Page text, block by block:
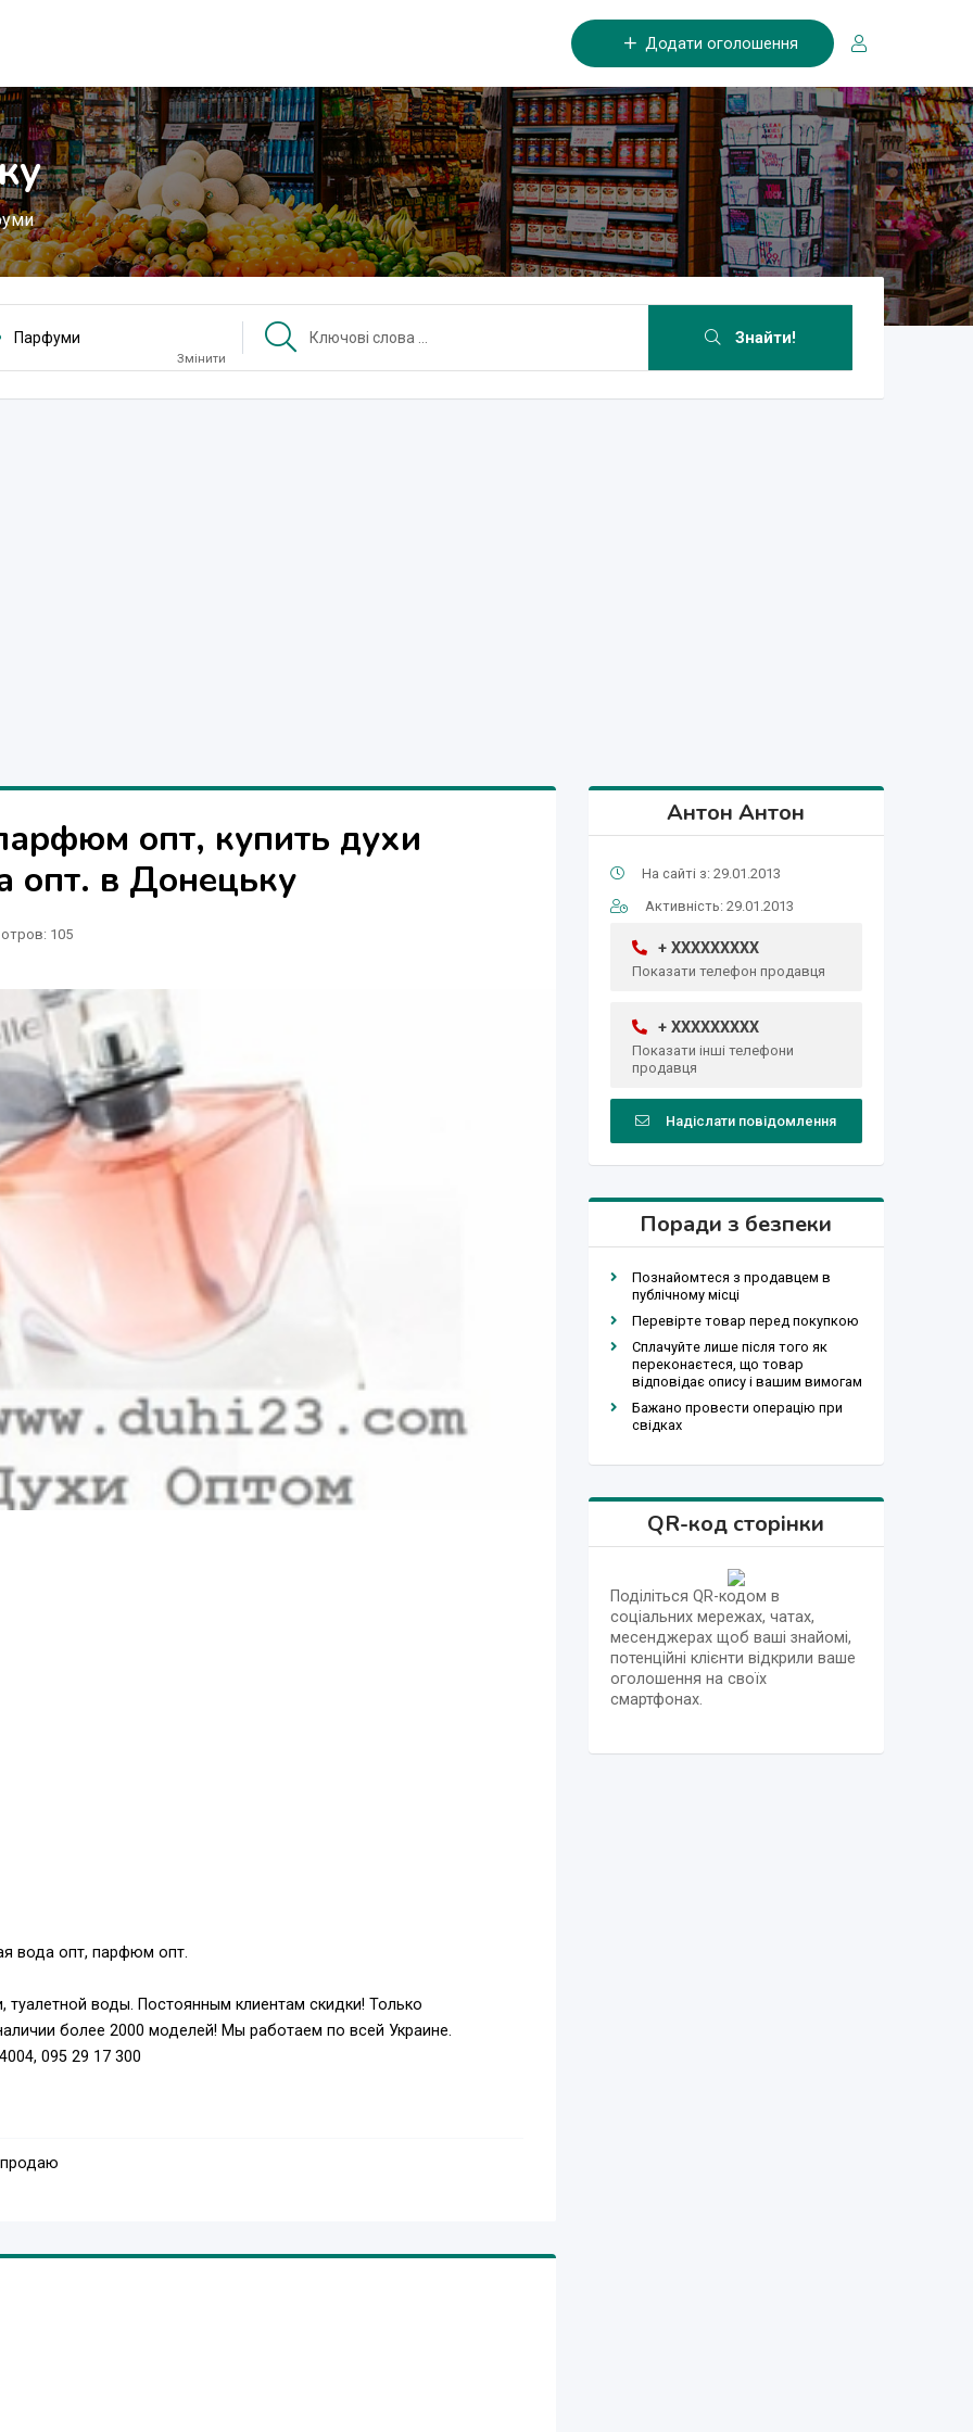
Додати оголошення
Парфуми
Змінити
Знайти!
опт, купить духи
опт. в Донецьку
: 105
вода опт, парфюм опт.
воды. Постоянным клиентам скидки! Только
более 2000 моделей! Мы работаем по всей Украине.
095 29 17 300
Антон Антон
На сайті з: 29.01.2013
Активність: 29.01.2013
+ XXXXXXXXX
Показати телефон продавця
+ XXXXXXXXX
Показати інші телефони
продавця
Надіслати повідомлення
Поради з безпеки
Познайомтеся з продавцем в
публічному місці
Перевірте товар перед покупкою
Сплачуйте лише після того як
переконаєтеся, що товар
відповідає опису і вашим вимогам
Бажано провести операцію при
свідках
QR-код сторінки
Поділіться QR-кодом в
соціальних мережах, чатах,
месенджерах щоб ваші знайомі,
потенційні клієнти відкрили ваше
оголошення на своїх
смартфонах.